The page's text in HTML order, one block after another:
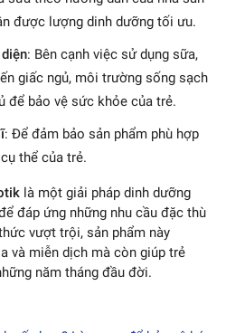
được lượng dinh dưỡng tối ưu.
: Bên cạnh việc sử dụng sữa,
giấc ngủ, môi trường sống sạch
để bảo vệ sức khỏe của trẻ.
: Để đảm bảo sản phẩm phù hợp
thể của trẻ.
là một giải pháp dinh dưỡng
đáp ứng những nhu cầu đặc thù
vượt trội, sản phẩm này
và miễn dịch mà còn giúp trẻ
năm tháng đầu đời.